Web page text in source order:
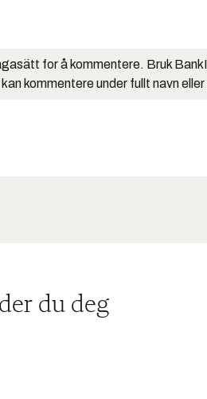
for å kommentere. Bruk
kommentere under fullt navn
du deg